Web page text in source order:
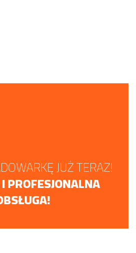
JUŻ TERAZ!
PROFESJONALNA